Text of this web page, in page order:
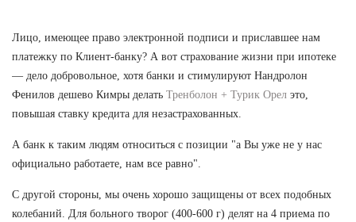
Лицо, имеющее право электронной подписи и приславшее нам
платежку по Клиент-банку? А вот страхование жизни при ипотеке
— дело добровольное, хотя банки и стимулируют Нандролон
Фенилов дешево Кимры делать Тренболон + Турик Орел это,
повышая ставку кредита для незастрахованных.
А банк к таким людям относиться с позиции "а Вы уже не у нас
официально работаете, нам все равно".
С другой стороны, мы очень хорошо защищены от всех подобных
колебаний. Для больного творог (400-600 г) делят на 4 приема по